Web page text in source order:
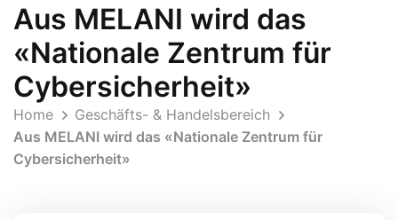
Aus MELANI wird das
«Nationale Zentrum für
Cybersicherheit»
Home
Geschäfts- & Handelsbereich
Aus MELANI wird das «Nationale Zentrum für
Cybersicherheit»